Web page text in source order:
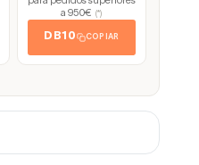
a 950€
(*)
DB10 COPIAR